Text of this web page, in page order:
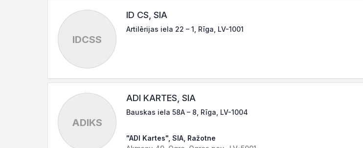
IDCSS
ID CS, SIA
Artilērijas iela 22 – 1, Rīga, LV-1001
ADIKS
ADI KARTES, SIA
Bauskas iela 58A – 8, Rīga, LV-1004
"ADI Kartes", SIA, Ražotne